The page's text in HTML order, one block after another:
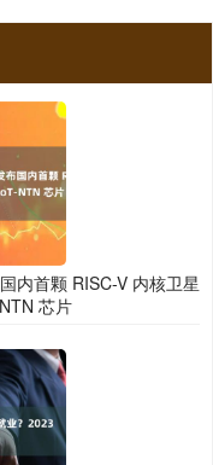
内首颗 RISC-V 内核卫星
芯片